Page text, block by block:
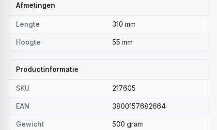
Afmetingen
Lengte 310 mm
Hoogte 55 mm
Productinformatie
SKU 217605
EAN 3800157682664
Gewicht 500 gram